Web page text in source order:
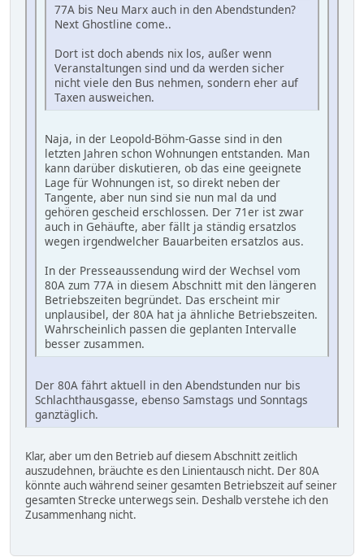
77A bis Neu Marx auch in den Abendstunden?
Next Ghostline come..
Dort ist doch abends nix los, außer wenn
Veranstaltungen sind und da werden sicher
nicht viele den Bus nehmen, sondern eher auf
Taxen ausweichen.
Naja, in der Leopold-Böhm-Gasse sind in den
letzten Jahren schon Wohnungen entstanden. Man
kann darüber diskutieren, ob das eine geeignete
Lage für Wohnungen ist, so direkt neben der
Tangente, aber nun sind sie nun mal da und
gehören gescheid erschlossen. Der 71er ist zwar
auch in Gehäufte, aber fällt ja ständig ersatzlos
wegen irgendwelcher Bauarbeiten ersatzlos aus.
In der Presseaussendung wird der Wechsel vom
80A zum 77A in diesem Abschnitt mit den längeren
Betriebszeiten begründet. Das erscheint mir
unplausibel, der 80A hat ja ähnliche Betriebszeiten.
Wahrscheinlich passen die geplanten Intervalle
besser zusammen.
Der 80A fährt aktuell in den Abendstunden nur bis
Schlachthausgasse, ebenso Samstags und Sonntags
ganztäglich.
Klar, aber um den Betrieb auf diesem Abschnitt zeitlich
auszudehnen, bräuchte es den Linientausch nicht. Der 80A
könnte auch während seiner gesamten Betriebszeit auf seiner
gesamten Strecke unterwegs sein. Deshalb verstehe ich den
Zusammenhang nicht.